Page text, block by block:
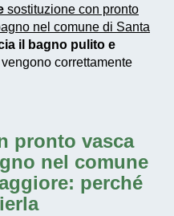
sostituzione con pronto
nel comune di Santa
il bagno pulito e
correttamente
pronto vasca
nel comune
: perché